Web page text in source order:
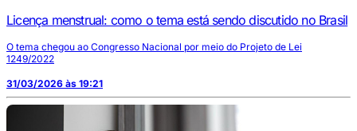
Licença menstrual: como o tema está sendo discutido no Brasil
O tema chegou ao Congresso Nacional por meio do Projeto de Lei
1249/2022
31/03/2026 às 19:21